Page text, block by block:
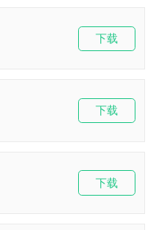
下载
下载
下载